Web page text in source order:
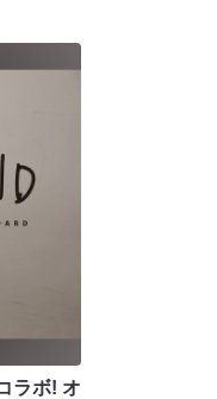
ラボ! オ